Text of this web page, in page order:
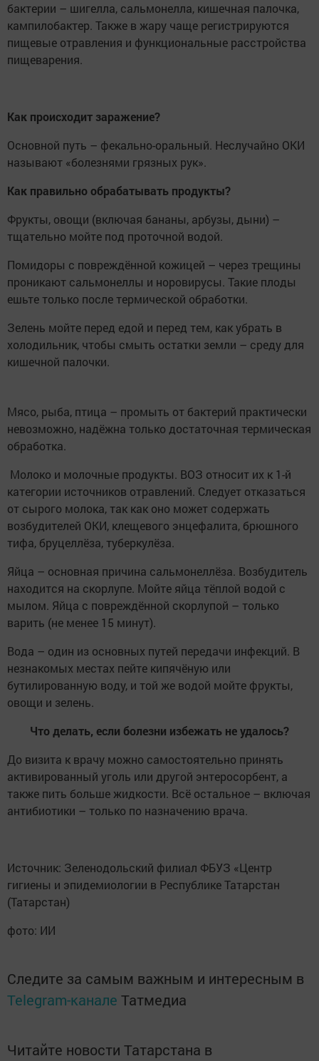
бактерии – шигелла, сальмонелла, кишечная палочка,
кампилобактер. Также в жару чаще регистрируются
пищевые отравления и функциональные расстройства
пищеварения.
Как происходит заражение?
Основной путь – фекально-оральный. Неслучайно ОКИ
называют «болезнями грязных рук».
Как правильно обрабатывать продукты?
Фрукты, овощи (включая бананы, арбузы, дыни) –
тщательно мойте под проточной водой.
Помидоры с повреждённой кожицей – через трещины
проникают сальмонеллы и норовирусы. Такие плоды
ешьте только после термической обработки.
Зелень мойте перед едой и перед тем, как убрать в
холодильник, чтобы смыть остатки земли – среду для
кишечной палочки.
Мясо, рыба, птица – промыть от бактерий практически
невозможно, надёжна только достаточная термическая
обработка.
Молоко и молочные продукты. ВОЗ относит их к 1-й
категории источников отравлений. Следует отказаться
от сырого молока, так как оно может содержать
возбудителей ОКИ, клещевого энцефалита, брюшного
тифа, бруцеллёза, туберкулёза.
Яйца – основная причина сальмонеллёза. Возбудитель
находится на скорлупе. Мойте яйца тёплой водой с
мылом. Яйца с повреждённой скорлупой – только
варить (не менее 15 минут).
Вода – один из основных путей передачи инфекций. В
незнакомых местах пейте кипячёную или
бутилированную воду, и той же водой мойте фрукты,
овощи и зелень.
Что делать, если болезни избежать не удалось?
До визита к врачу можно самостоятельно принять
активированный уголь или другой энтеросорбент, а
также пить больше жидкости. Всё остальное – включая
антибиотики – только по назначению врача.
Источник: Зеленодольский филиал ФБУЗ «Центр
гигиены и эпидемиологии в Республике Татарстан
(Татарстан)
фото: ИИ
Следите за самым важным и интересным в
Telegram-канале Татмедиа
Читайте новости Татарстана в